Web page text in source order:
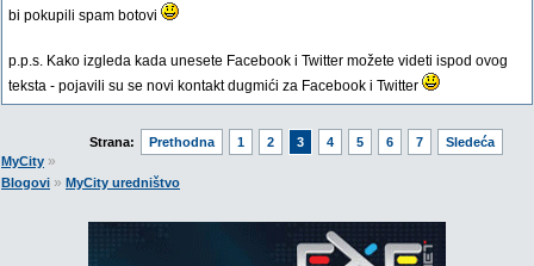
bi pokupili spam botovi
p.p.s. Kako izgleda kada unesete Facebook i Twitter možete videti ispod ovog
teksta - pojavili su se novi kontakt dugmići za Facebook i Twitter
Strana: Prethodna 1 2 3 4 5 6 7
Sledeća
MyCity »
Blogovi » MyCity uredništvo